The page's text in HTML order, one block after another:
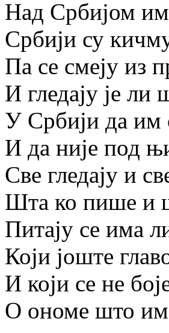
Над Србијом
Србији су
Па се смеју из
И гледају је ли
У Србији да им
И да није под
Све гледају и
Шта ко пише и
Питају се има
Који јоште
И који се не
О ономе што